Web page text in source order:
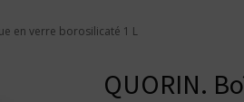
en verre borosilicaté 1 L
QUORIN.